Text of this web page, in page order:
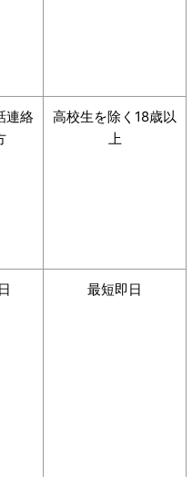
連絡
高校生を除く18歳以
上
最短即日